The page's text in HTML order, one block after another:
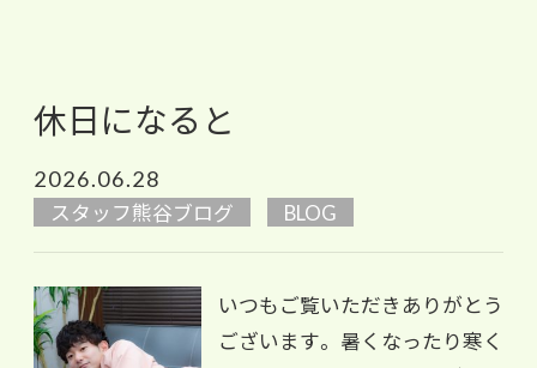
休日になると
2026.06.28
スタッフ熊谷ブログ BLOG
いつもご覧いただきありがとう
ございます。 暑くなったり寒く